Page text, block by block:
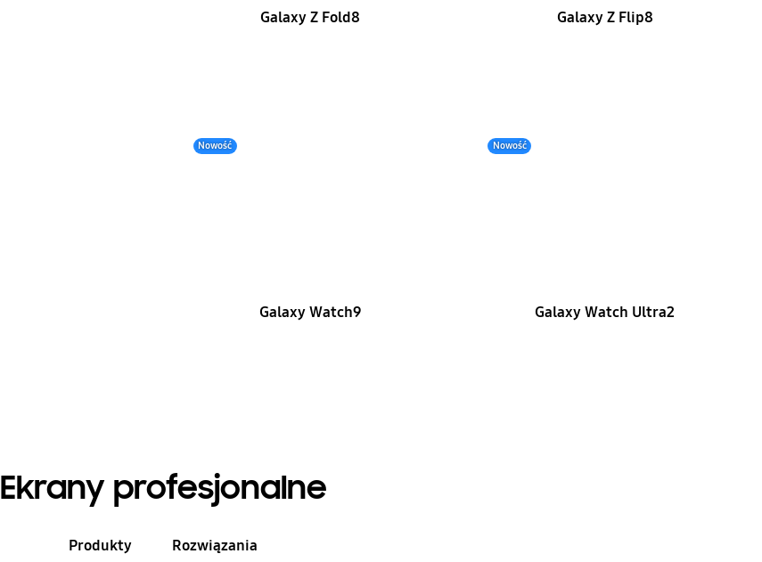
Galaxy Z Fold8
Nowość
Galaxy Watch9
Galaxy Z Flip8
Nowość
Galaxy Watch Ultra2
Ekrany profesjonalne
Produkty Rozwiązania